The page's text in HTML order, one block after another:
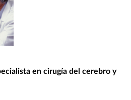
en cirugía del cerebro y